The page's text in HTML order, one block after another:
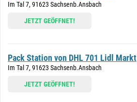
Im Tal 7, 91623 Sachsenb.Ansbach
JETZT GEÖFFNET!
Pack Station von DHL 701 Lidl Markt
Im Tal 7, 91623 Sachsenb.Ansbach
JETZT GEÖFFNET!